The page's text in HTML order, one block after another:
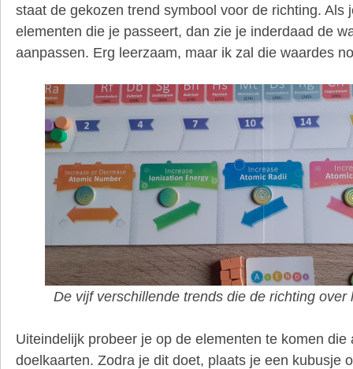
staat de gekozen trend symbool voor de richting. Als
elementen die je passeert, dan zie je inderdaad de
aanpassen. Erg leerzaam, maar ik zal die waardes
De vijf verschillende trends die de richting over
Uiteindelijk probeer je op de elementen te komen
doelkaarten. Zodra je dit doet, plaats je een kubusje